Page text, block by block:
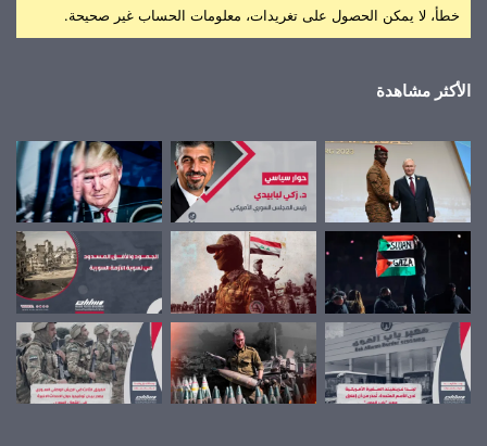
خطأ، لا يمكن الحصول على تغريدات، معلومات الحساب غير صحيحة.
الأكثر مشاهدة